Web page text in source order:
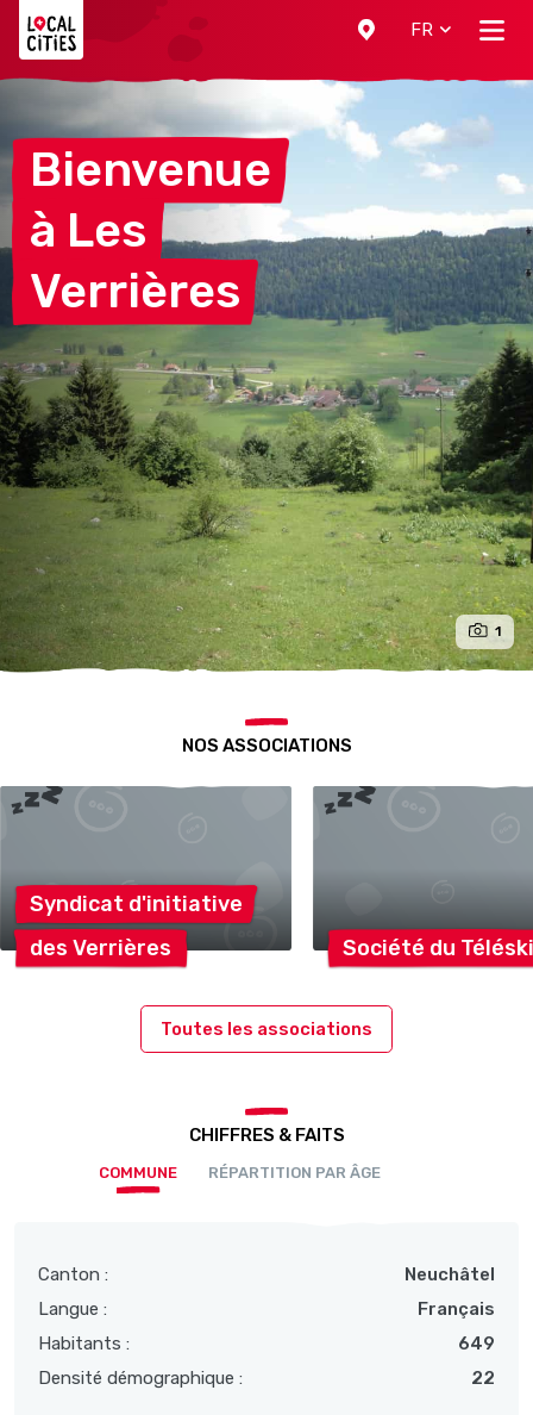
FR
Bienvenue
à Les
Verrières
1
NOS ASSOCIATIONS
Syndicat d'initiative
des Verrières Société du Téléski
Toutes les associations
CHIFFRES & FAITS
COMMUNE RÉPARTITION PAR ÂGE
Canton :
Neuchâtel
Langue :
Français
Habitants :
649
Densité démographique :
22